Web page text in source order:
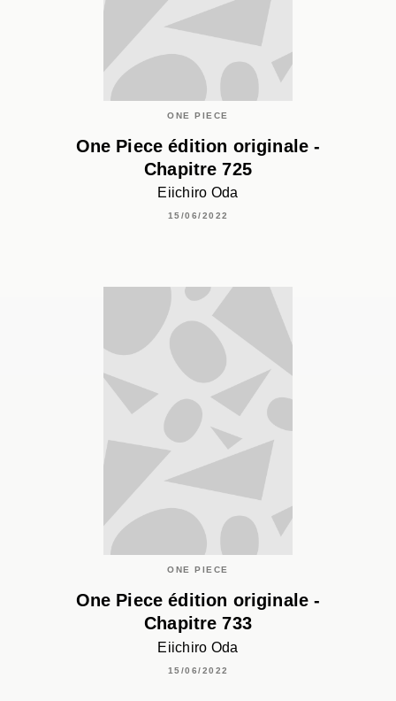
ONE PIECE
One Piece édition originale -
Chapitre 725
Eiichiro Oda
15/06/2022
ONE PIECE
One Piece édition originale -
Chapitre 733
Eiichiro Oda
15/06/2022